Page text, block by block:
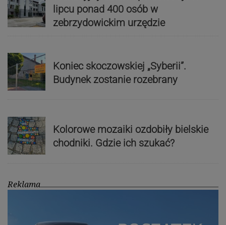
lipcu ponad 400 osób w
zebrzydowickim urzędzie
Koniec skoczowskiej „Syberii”.
Budynek zostanie rozebrany
Kolorowe mozaiki ozdobiły bielskie
chodniki. Gdzie ich szukać?
Reklama